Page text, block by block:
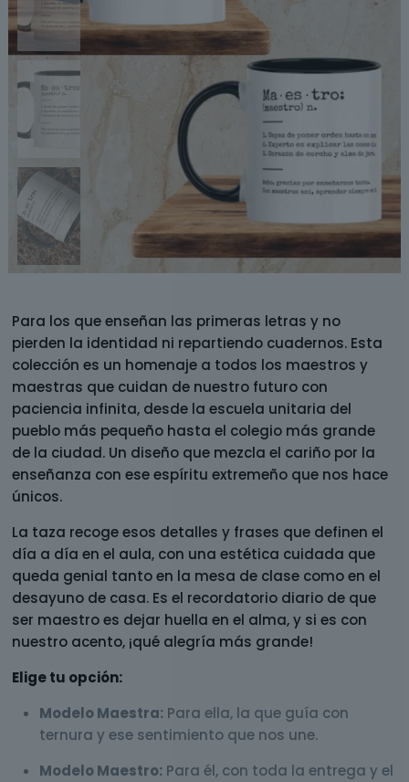
Para los que enseñan las primeras letras y no
pierden la identidad ni repartiendo cuadernos. Esta
colección es un homenaje a todos los maestros y
maestras que cuidan de nuestro futuro con
paciencia infinita, desde la escuela unitaria del
pueblo más pequeño hasta el colegio más grande
de la ciudad. Un diseño que mezcla el cariño por la
enseñanza con ese espíritu extremeño que nos hace
únicos.
La taza recoge esos detalles y frases que definen el
día a día en el aula, con una estética cuidada que
queda genial tanto en la mesa de clase como en el
desayuno de casa. Es el recordatorio diario de que
ser maestro es dejar huella en el alma, y si es con
nuestro acento, ¡qué alegría más grande!
Elige tu opción:
Modelo Maestra: Para ella, la que guía con
ternura y ese sentimiento que nos une.
Modelo Maestro: Para él, con toda la entrega y el